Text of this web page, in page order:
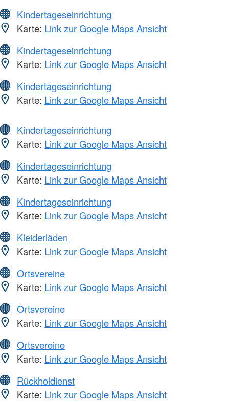
Kindertageseinrichtung
Karte: Link zur Google Maps Ansicht
Kindertageseinrichtung
Karte: Link zur Google Maps Ansicht
Kindertageseinrichtung
Karte: Link zur Google Maps Ansicht
Kindertageseinrichtung
Karte: Link zur Google Maps Ansicht
Kindertageseinrichtung
Karte: Link zur Google Maps Ansicht
Kindertageseinrichtung
Karte: Link zur Google Maps Ansicht
Kleiderläden
Karte: Link zur Google Maps Ansicht
Ortsvereine
Karte: Link zur Google Maps Ansicht
Ortsvereine
Karte: Link zur Google Maps Ansicht
Ortsvereine
Karte: Link zur Google Maps Ansicht
Rückholdienst
Karte: Link zur Google Maps Ansicht